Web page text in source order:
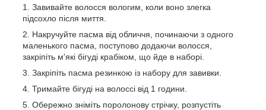
Завивайте волосся вологим, коли воно злегка
підсохло після миття.
Накручуйте пасма від обличчя, починаючи з одного
маленького пасма, поступово додаючи волосся,
закріпіть м'які бігуді крабіком, що йде в наборі.
Закріпіть пасма резинкою із набору для завивки.
Тримайте бігуді на волоссі від 1 години.
Обережно зніміть поролонову стрічку, розпустіть